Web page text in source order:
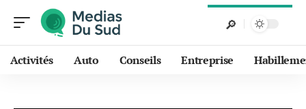
Activités Auto Conseils Entreprise